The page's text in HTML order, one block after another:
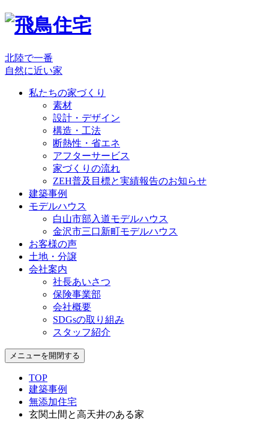
北陸で一番
自然に近い家
私たちの家づくり
素材
設計・デザイン
構造・工法
断熱性・省エネ
アフターサービス
家づくりの流れ
ZEH普及目標と実績報告のお知らせ
建築事例
モデルハウス
白山市部入道モデルハウス
金沢市三口新町モデルハウス
お客様の声
土地・分譲
会社案内
社長あいさつ
保険事業部
会社概要
SDGsの取り組み
スタッフ紹介
メニューを開閉する
TOP
建築事例
無添加住宅
玄関土間と高天井のある家